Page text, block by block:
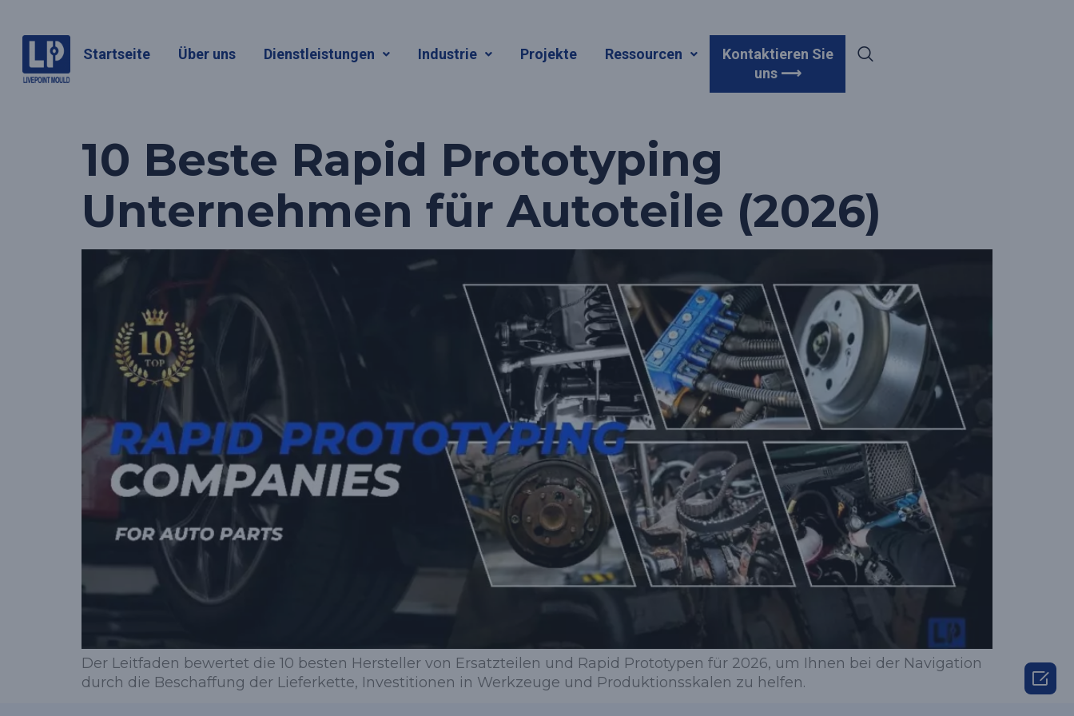
Startseite Über uns Dienstleistungen Industrie Projekte Ressourcen
Kontaktieren Sie
uns ⟶
Schlagwort: Rapid Prototyping-
10 Beste Rapid Prototyping
Unternehmen für Autoteile (2026)
Der Leitfaden bewertet die 10 besten Hersteller von Ersatzteilen und Rapid Prototypen für 2026, um Ihnen bei der Navigation
durch die Beschaffung der Lieferkette, Investitionen in Werkzeuge und Produktionsskalen zu helfen.
